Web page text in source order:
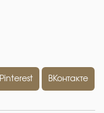
Pinterest ВКонтакте